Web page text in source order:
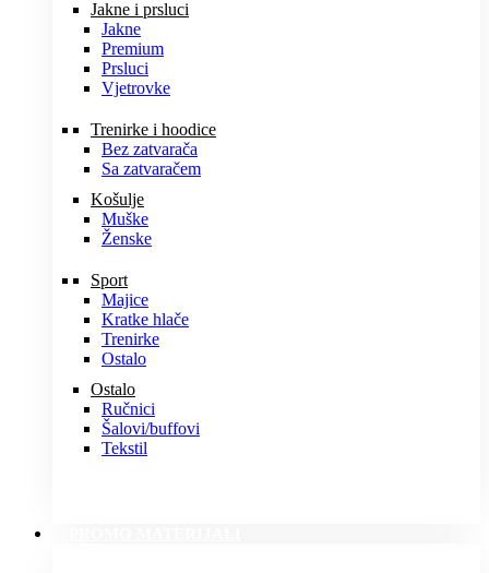
Jakne i prsluci
Jakne
Premium
Prsluci
Vjetrovke
Trenirke i hoodice
Bez zatvarača
Sa zatvaračem
Košulje
Muške
Ženske
Sport
Majice
Kratke hlače
Trenirke
Ostalo
Ostalo
Ručnici
Šalovi/buffovi
Tekstil